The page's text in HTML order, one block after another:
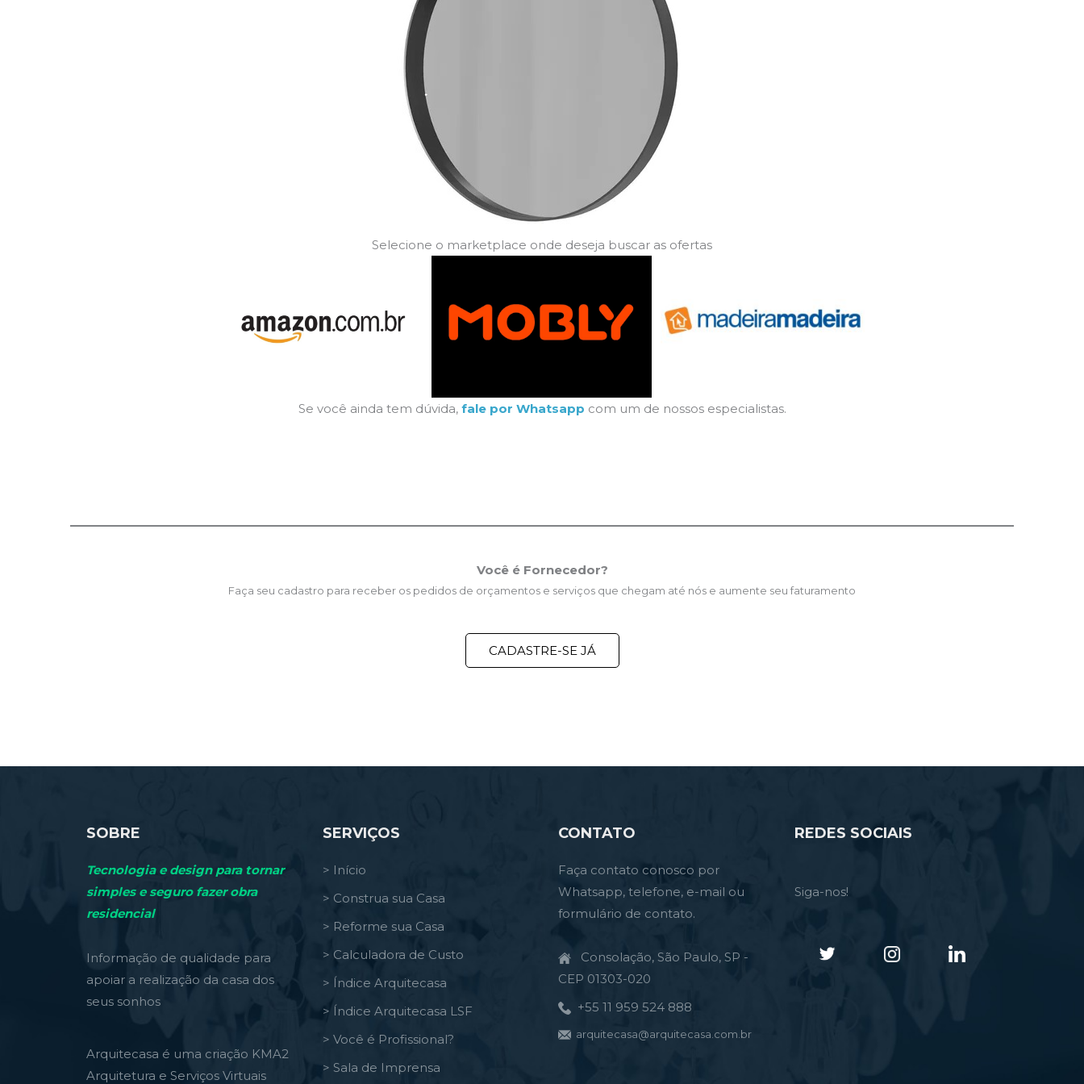
Selecione o marketplace onde deseja buscar as ofertas
Se você ainda tem dúvida, fale por Whatsapp com um de nossos especialistas.
Você é Fornecedor?
Faça seu cadastro para receber os pedidos de orçamentos e serviços que chegam até nós e aumente seu faturamento
CADASTRE-SE JÁ
SOBRE
Tecnologia e design para tornar
simples e seguro fazer obra
residencial
Informação de qualidade para
apoiar a realização da casa dos
seus sonhos
Arquitecasa é uma criação KMA2
Arquitetura e Serviços Virtuais
SERVIÇOS
> Início
> Construa sua Casa
> Reforme sua Casa
> Calculadora de Custo
> Índice Arquitecasa
> Índice Arquitecasa LSF
> Você é Profissional?
> Sala de Imprensa
CONTATO
Faça contato conosco por
Whatsapp, telefone, e-mail ou
formulário de contato.
Consolação, São Paulo, SP -
CEP 01303-020
+55 11 959 524 888
arquitecasa@arquitecasa.com.br
REDES SOCIAIS
Siga-nos!